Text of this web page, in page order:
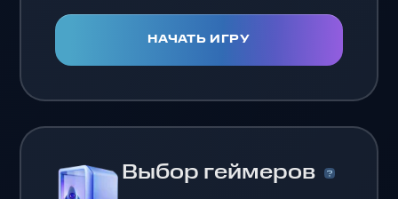
НАЧАТЬ ИГРУ
Выбор геймеров